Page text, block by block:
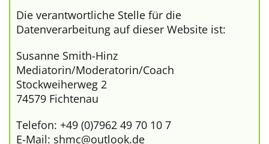
Die verantwortliche Stelle für die
Datenverarbeitung auf dieser Website ist:
Susanne Smith-Hinz
Mediatorin/Moderatorin/Coach
Stockweiherweg 2
74579 Fichtenau
Telefon: +49 (0)7962 49 70 10 7
E-Mail: shmc@outlook.de